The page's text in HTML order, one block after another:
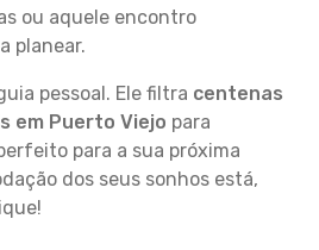
ou aquele encontro
planear.
pessoal. Ele filtra centenas
em Puerto Viejo para
para a sua próxima
dos seus sonhos está,